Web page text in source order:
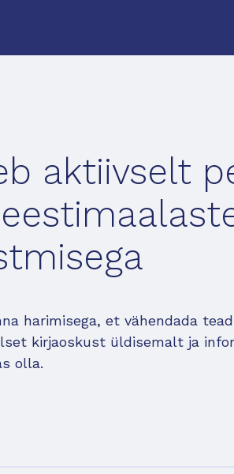
aktiivselt
harimisega, et vähendada
kirjaoskust üldisemalt ja
olla.